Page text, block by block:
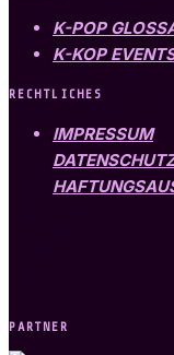
K-POP
K-KOP
RECHTLICHES
IMPRESSUM
PARTNER